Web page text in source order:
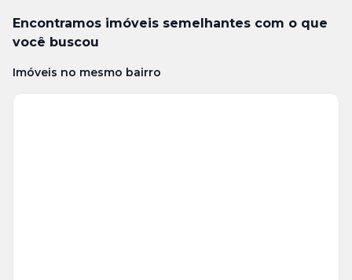
Encontramos imóveis semelhantes com o que
você buscou
Imóveis no mesmo bairro